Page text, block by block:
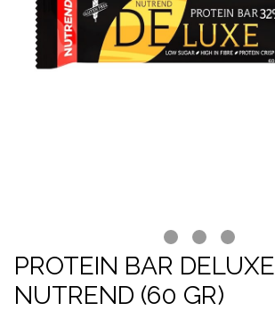
PROTEIN BAR DELUXE
NUTREND (60 GR)